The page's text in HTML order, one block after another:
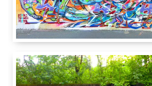
m
11 m
Meyk
Sybz ERACOM
55 1005 Lausanne VD Suisse